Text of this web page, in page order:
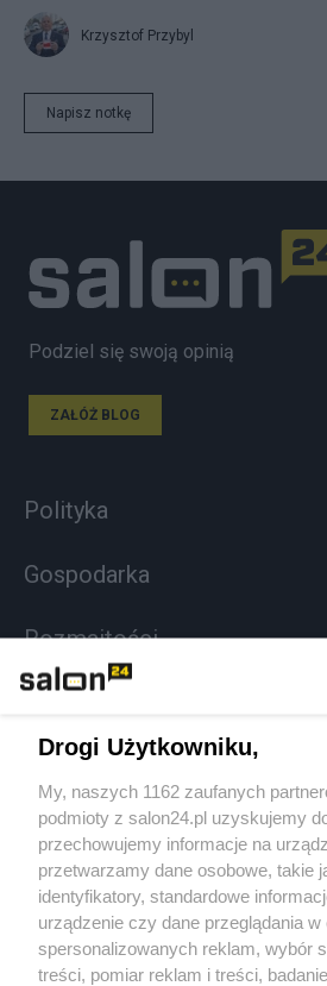
Krzysztof Przybyl
Napisz notkę
Podziel się swoją opinią
ZAŁÓŻ BLOG
Polityka
Gospodarka
Rozmaitości
Sport
Społeczeństwo
Kultura
Drogi Użytkowniku,
My, naszych 1162 zaufanych
podmioty z salon24.pl uzyskujemy
przechowujemy informacje na
przetwarzamy dane osobowe, takie
identyfikatory, standardowe
urządzenie czy dane przeglądania w
spersonalizowanych reklam, wybór
treści, pomiar reklam i treści,